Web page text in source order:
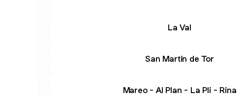
La Val
San Martin de Tor
Mareo - Al Plan - La Pli - Rina